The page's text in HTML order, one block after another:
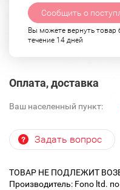
Сообщить о
Вы можете вернуть товар
течение 14 дней
Оплата, доставка
Ваш населенный пункт:
Задать вопрос
ТОВАР НЕ ПОДЛЕЖИТ
Производитель: Fono ltd.